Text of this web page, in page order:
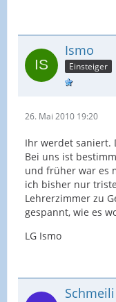
Ismo
Einsteiger
26. Mai 2010 19:20
Ihr werdet saniert.
Bei uns ist
und früher war es
ich bisher nur
Lehrerzimmer zu
gespannt, wie es
LG Ismo
Schmeili